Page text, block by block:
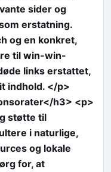
sider og
erstatning.
og en konkret,
til win-win-
links erstattet,
indhold. </p>
h3> <p>
støtte til
i naturlige,
og lokale
for, at